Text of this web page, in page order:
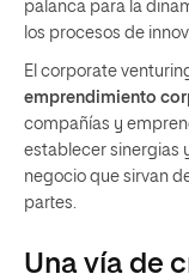
palanca para la
los procesos de
El corporate
emprendimiento
compañías y
establecer sinergias
negocio que sirvan
partes.
Una vía de